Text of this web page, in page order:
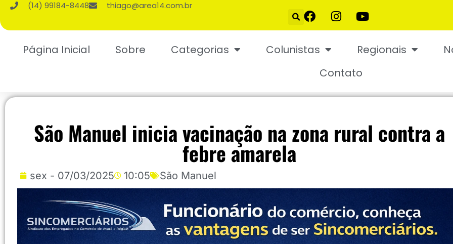
(14) 99184-8448 thiago@area14.com.br
Página Inicial Sobre Categorias Colunistas Regionais
Contato
São Manuel inicia vacinação na zona rural contra a
febre amarela
sex - 07/03/2025 10:05 São Manuel